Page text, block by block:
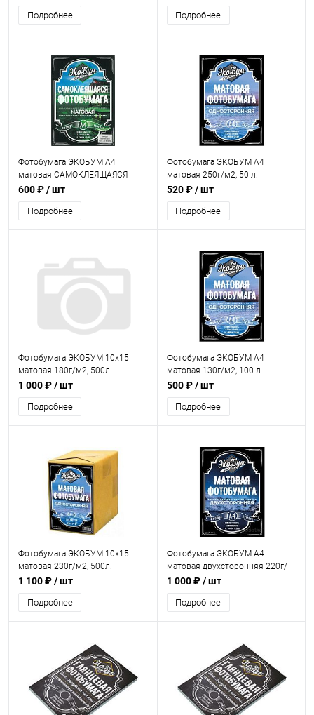
Подробнее Подробнее
Фотобумага ЭКОБУМ А4
матовая САМОКЛЕЯЩАЯСЯ
115г/м2, 50л.
600 ₽/ шт
Подробнее
Фотобумага ЭКОБУМ А4
матовая 250г/м2, 50 л.
520 ₽/ шт
Подробнее
Фотобумага ЭКОБУМ 10х15
матовая 180г/м2, 500л.
1 000 ₽/ шт
Подробнее
Фотобумага ЭКОБУМ А4
матовая 130г/м2, 100 л.
500 ₽/ шт
Подробнее
Фотобумага ЭКОБУМ 10х15
матовая 230г/м2, 500л.
1 100 ₽/ шт
Подробнее
Фотобумага ЭКОБУМ А4
матовая двухсторонняя 220г/
м2, 100 л. (без лого)
1 000 ₽/ шт
Подробнее